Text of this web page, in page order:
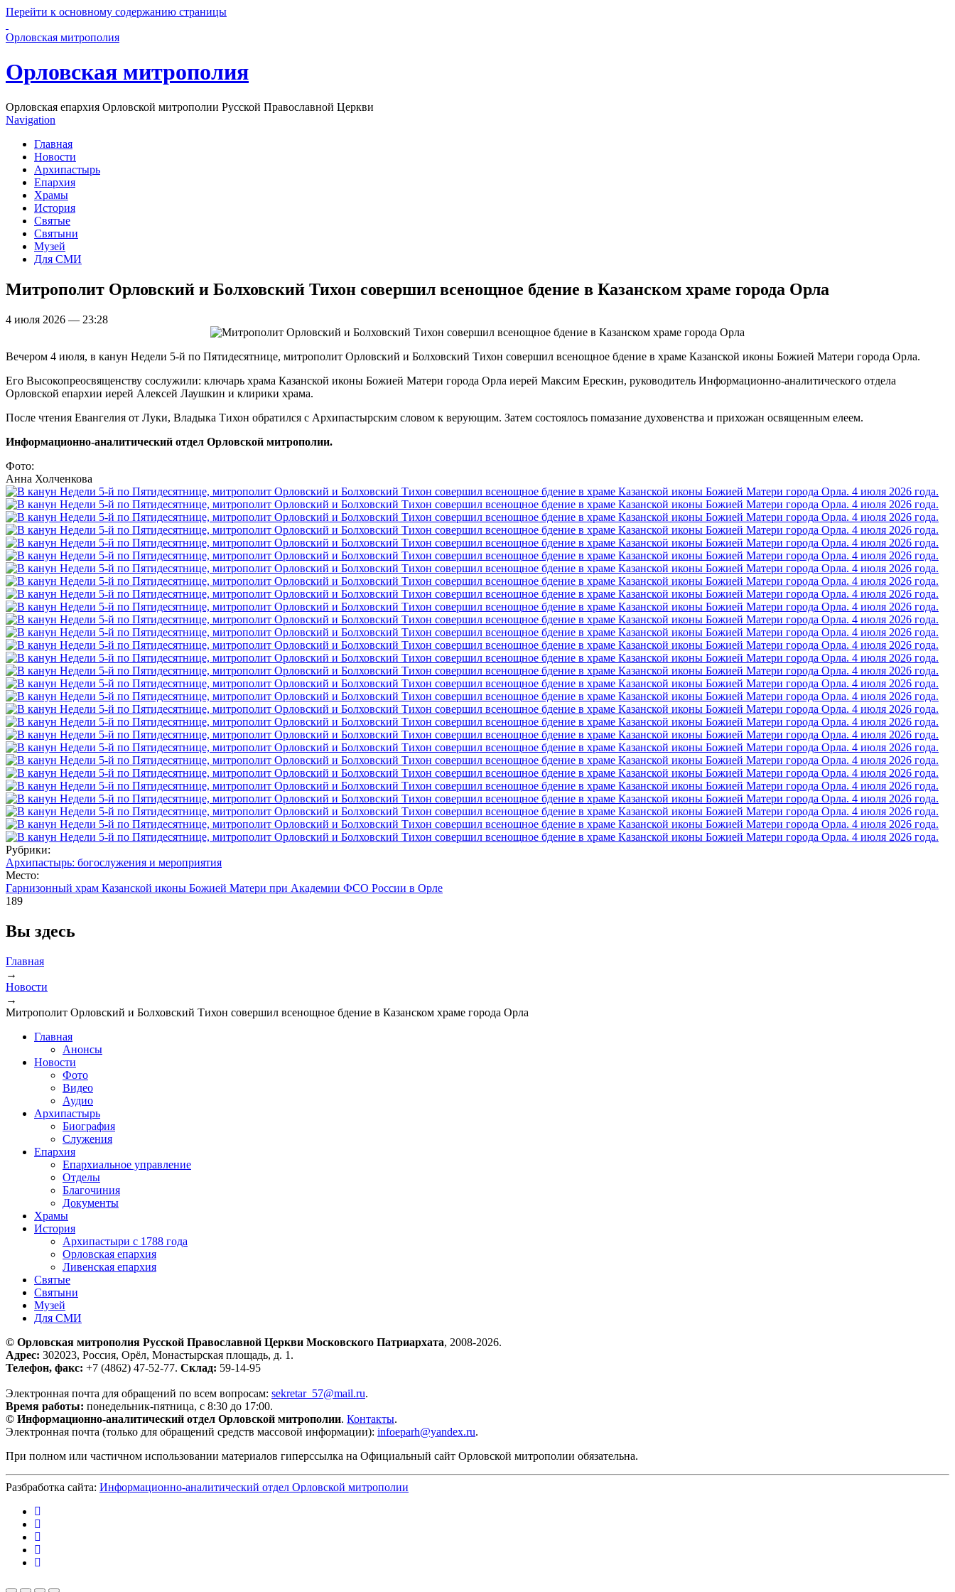
Перейти к основному содержанию страницы
Орловская митрополия
Орловская митрополия
Орловская епархия Орловской митрополии Русской Православной Церкви
Navigation
Главная
Новости
Архипастырь
Епархия
Храмы
История
Святые
Святыни
Музей
Для СМИ
Митрополит Орловский и Болховский Тихон совершил всенощное бдение в Казанском храме города Орла
4 июля 2026 — 23:28
Вечером 4 июля, в канун Недели 5-й по Пятидесятнице, митрополит Орловский и Болховский Тихон совершил всенощное бдение в храме Казанской иконы Божией Матери города Орла.
Его Высокопреосвященству сослужили: ключарь храма Казанской иконы Божией Матери города Орла иерей Максим Ерескин, руководитель Информационно-аналитического отдела
Орловской епархии иерей Алексей Лаушкин и клирики храма.
После чтения Евангелия от Луки, Владыка Тихон обратился с Архипастырским словом к верующим. Затем состоялось помазание духовенства и прихожан освященным елеем.
Информационно-аналитический отдел Орловской митрополии.
Фото:
Анна Холченкова
Рубрики:
Архипастырь: богослужения и мероприятия
Место:
Гарнизонный храм Казанской иконы Божией Матери при Академии ФСО России в Орле
189
Вы здесь
Главная
→
Новости
→
Митрополит Орловский и Болховский Тихон совершил всенощное бдение в Казанском храме города Орла
Главная
Анонсы
Новости
Фото
Видео
Аудио
Архипастырь
Биография
Служения
Епархия
Епархиальное управление
Отделы
Благочиния
Документы
Храмы
История
Архипастыри с 1788 года
Орловская епархия
Ливенская епархия
Святые
Святыни
Музей
Для СМИ
© Орловская митрополия Русской Православной Церкви Московского Патриархата, 2008-2026.
Адрес: 302023, Россия, Орёл, Монастырская площадь, д. 1.
Телефон, факс: +7 (4862) 47-52-77. Склад: 59-14-95
Электронная почта для обращений по всем вопросам: sekretar_57@mail.ru.
Время работы: понедельник-пятница, с 8:30 до 17:00.
© Информационно-аналитический отдел Орловской митрополии. Контакты.
Электронная почта (только для обращений средств массовой информации): infoeparh@yandex.ru.
При полном или частичном использовании материалов гиперссылка на Официальный сайт Орловской митрополии обязательна.
Разбработка сайта: Информационно-аналитический отдел Орловской митрополии